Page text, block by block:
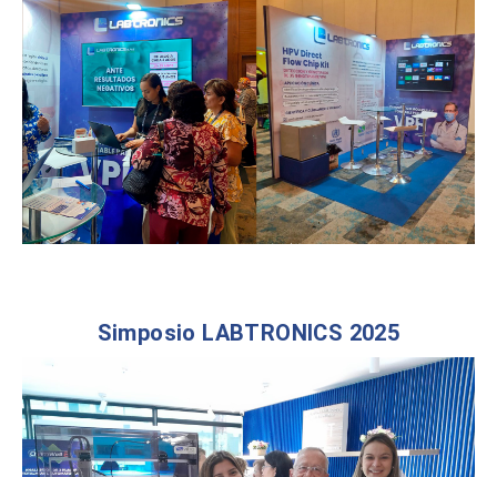
Simposio LABTRONICS 2025